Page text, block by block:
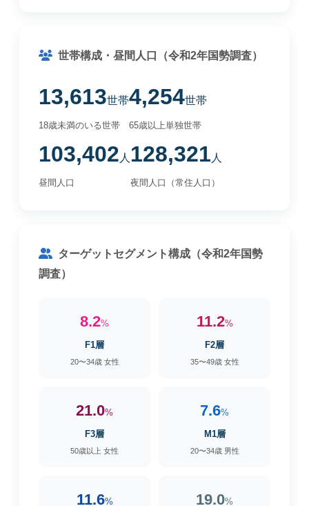
世帯構成・昼間人口（令和2年国勢調査）
13,613世帯
18歳未満のいる世帯
4,254世帯
65歳以上単独世帯
103,402 人
昼間人口
128,321 人
夜間人口（常住人口）
ターゲットセグメント構成（令和2年国勢
調査）
8.2%
F1層
20〜34歳 女性
11.2%
F2層
35〜49歳 女性
21.0%
F3層
50歳以上 女性
7.6%
M1層
20〜34歳 男性
11.6% 19.0%